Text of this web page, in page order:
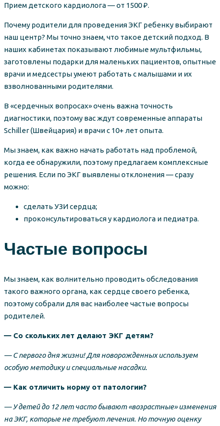
Прием детского кардиолога — от 1500 ₽.
Почему родители для проведения ЭКГ ребенку выбирают
наш центр? Мы точно знаем, что такое детский подход. В
наших кабинетах показывают любимые мультфильмы,
заготовлены подарки для маленьких пациентов, опытные
врачи и медсестры умеют работать с малышами и их
взволнованными родителями.
В «сердечных вопросах» очень важна точность
диагностики, поэтому вас ждут современные аппараты
Schiller (Швейцария) и врачи с 10+ лет опыта.
Мы знаем, как важно начать работать над проблемой,
когда ее обнаружили, поэтому предлагаем комплексные
решения. Если по ЭКГ выявлены отклонения — сразу
можно:
сделать УЗИ сердца;
проконсультироваться у кардиолога и педиатра.
Частые вопросы
Мы знаем, как волнительно проводить обследования
такого важного органа, как сердце своего ребенка,
поэтому собрали для вас наиболее частые вопросы
родителей.
— Со скольких лет делают ЭКГ детям?
— С первого дня жизни! Для новорожденных используем
особую методику и специальные насадки.
— Как отличить норму от патологии?
— У детей до 12 лет часто бывают «возрастные» изменения
на ЭКГ, которые не требуют лечения. Но точную оценку